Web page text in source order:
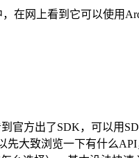
在网上看到它可以使用
官方出了SDK，可以用
大致浏览一下有什么